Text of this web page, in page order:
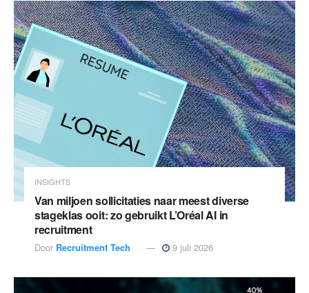
INSIGHTS
Van miljoen sollicitaties naar meest diverse
stageklas ooit: zo gebruikt L’Oréal AI in
recruitment
Door Recruitment Tech 9 juli 2026